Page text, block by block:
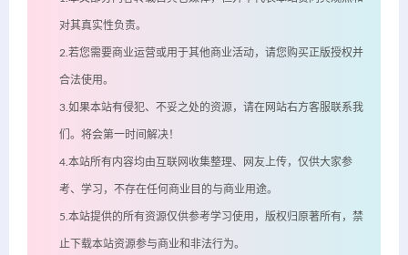
对其真实性负责。
2.若您需要商业运营或用于其他商业活动，请您购买正版授权并
合法使用。
3.如果本站有侵犯、不妥之处的资源，请在网站右方客服联系我
们。将会第一时间解决！
4.本站所有内容均由互联网收集整理、网友上传，仅供大家参
考、学习，不存在任何商业目的与商业用途。
5.本站提供的所有资源仅供参考学习使用，版权归原著所有，禁
止下载本站资源参与商业和非法行为。